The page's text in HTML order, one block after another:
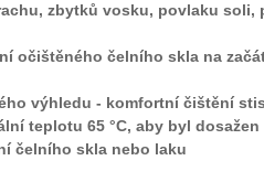
zbytků vosku, povlaku soli,
očištěného čelního skla na
výhledu - komfortní čištění
teplotu 65 °C, aby byl
čelního skla nebo laku